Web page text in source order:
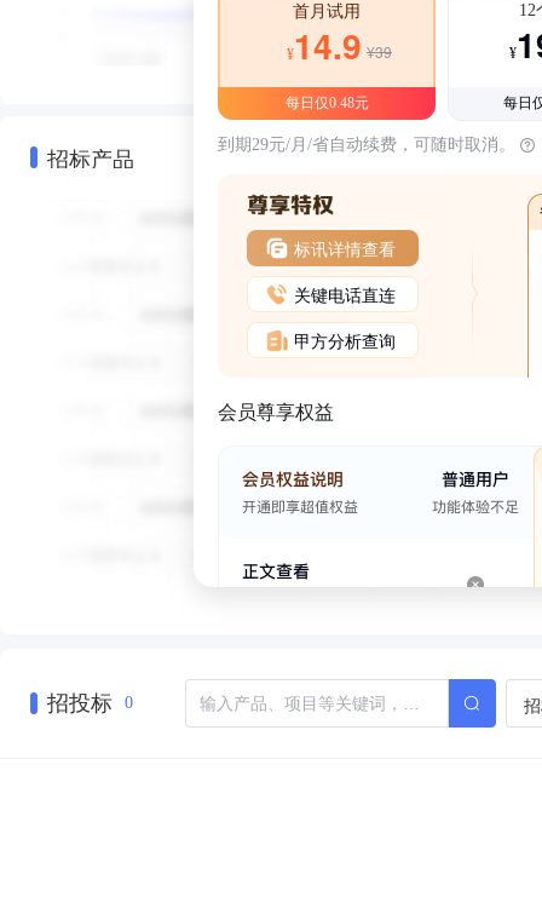
招标产品
首月试用
¥14.9 ¥39
每日仅0.48元
12
¥
每日
到期29元/月/省自动续费，可随时取消。
标讯详情查看
关键电话直连
甲方分析查询
会员尊享权益
招投标 0